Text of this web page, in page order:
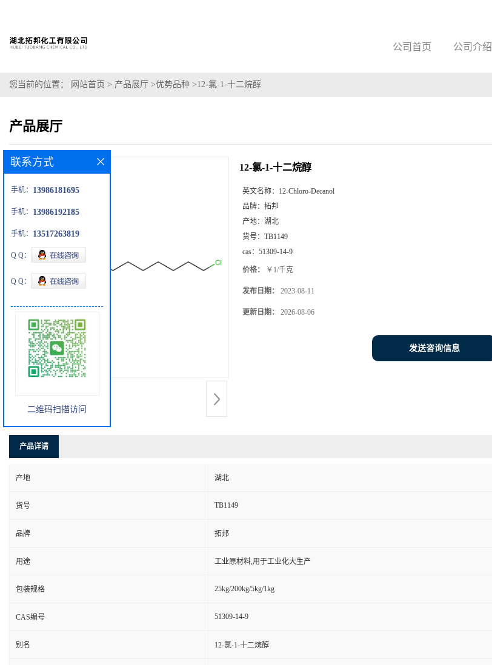
公司首页 公司介绍
您当前的位置： 网站首页 > 产品展厅 >优势品种 >12-氯-1-十二烷醇
产品展厅
12-氯-1-十二烷醇
英文名称： 12-Chloro-Decanol
品牌： 拓邦
产地： 湖北
货号： TB1149
cas： 51309-14-9
价格： ￥1/千克
发布日期： 2023-08-11
更新日期： 2026-08-06
发送咨询信息
产品详请
产地 湖北
货号 TB1149
品牌 拓邦
用途 工业原材料,用于工业化大生产
包装规格 25kg/200kg/5kg/1kg
CAS编号 51309-14-9
别名 12-氯-1-十二烷醇
联系方式
手机： 13986181695
手机： 13986192185
手机： 13517263819
Q Q：
Q Q：
二维码扫描访问